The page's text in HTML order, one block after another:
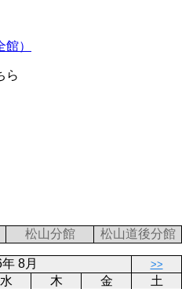
）
ら
松山分館 松山道後分館
8月 >>
水 木 金
土